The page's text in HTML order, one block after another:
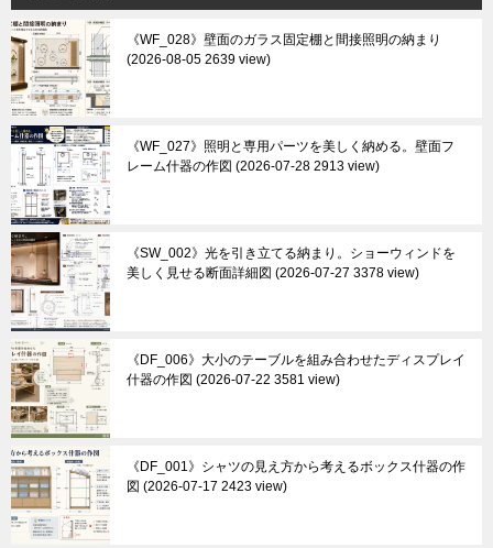
《WF_028》壁面のガラス固定棚と間接照明の納まり
2026-08-05 2639 view
《WF_027》照明と専用パーツを美しく納める。壁面フ
レーム什器の作図
2026-07-28 2913 view
《SW_002》光を引き立てる納まり。ショーウィンドを
美しく見せる断面詳細図
2026-07-27 3378 view
《DF_006》大小のテーブルを組み合わせたディスプレイ
什器の作図
2026-07-22 3581 view
《DF_001》シャツの見え方から考えるボックス什器の作
図
2026-07-17 2423 view